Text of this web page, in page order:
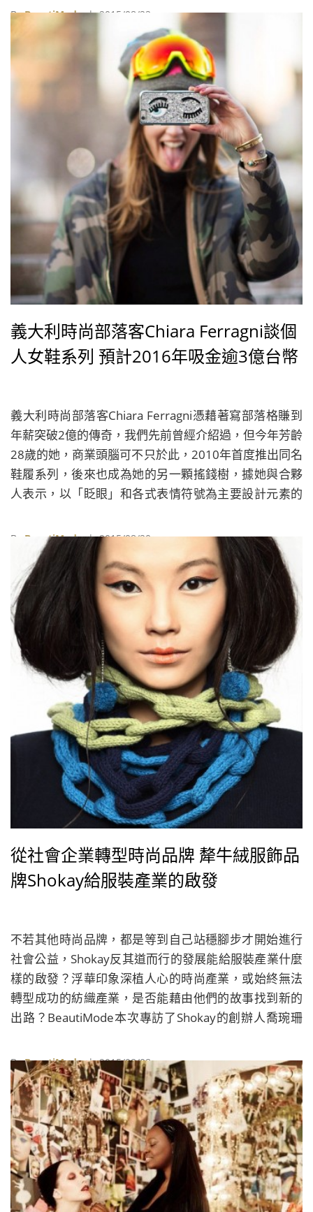
再一次交出了令人印象深刻的成績，在BELLAVITA設立
占地75坪的品牌旗艦店，吸引外界的目光。本次
BeautiMode 藉此機會專訪古又文，邀請他分享 Johan
Ku 品牌的發展過程，以及這些年對全球時尚產業的觀
ByBeautiMode| 2015/08/22
義大利時尚部落客Chiara Ferragni談個
人女鞋系列 預計2016年吸金逾3億台幣
義大利時尚部落客Chiara Ferragni憑藉著寫部落格賺到
年薪突破2億的傳奇，我們先前曾經介紹過，但今年芳齡
28歲的她，商業頭腦可不只於此，2010年首度推出同名
鞋履系列，後來也成為她的另一顆搖錢樹，據她與合夥
人表示，以「眨眼」和各式表情符號為主要設計元素的
（約新台幣3億7千萬元）的營收，而過去曾受邀至哈佛
授課的她，也不吝嗇地對外分享她打造鞋履系列的故
事。
By BeautiMode| 2015/08/20
從社會企業轉型時尚品牌 犛牛絨服飾品
牌Shokay給服裝產業的啟發
不若其他時尚品牌，都是等到自己站穩腳步才開始進行
社會公益，Shokay反其道而行的發展能給服裝產業什麼
樣的啟發？浮華印象深植人心的時尚產業，或始終無法
轉型成功的紡織產業，是否能藉由他們的故事找到新的
出路？BeautiMode本次專訪了Shokay的創辦人喬琬珊
計畫。
ByBeautiMode| 2015/08/08